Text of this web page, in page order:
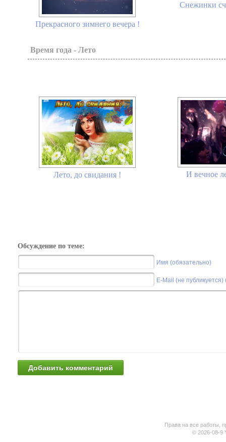
Прекрасного зимнего вечера !
Снежинки
Время года - Лето
Лето, до свидания ! И вечное
Обсуждение по теме:
Имя (обязательно)
E-Mail (не
Права на все работы,
© 2026-08-9